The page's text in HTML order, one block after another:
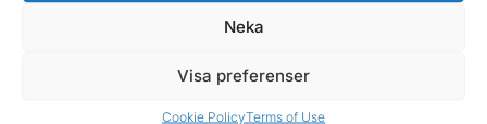
Neka
Visa preferenser
Cookie PolicyTerms of Use
Testa alkaliniteten efter 30min. Detta kan du
upprepa tills du uppnått önskat värde.